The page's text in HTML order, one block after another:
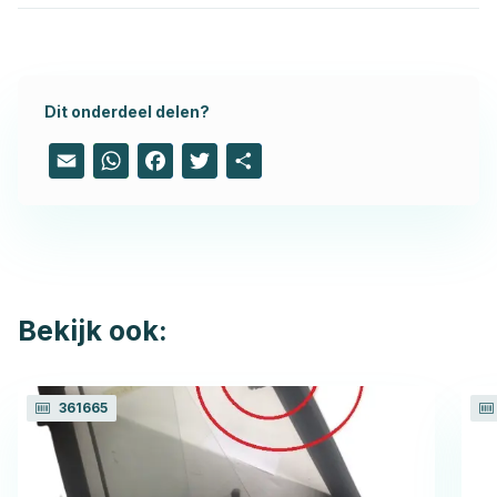
Dit onderdeel delen?
Email WhatsAppFacebook
Twitter
Bekijk ook:
361665